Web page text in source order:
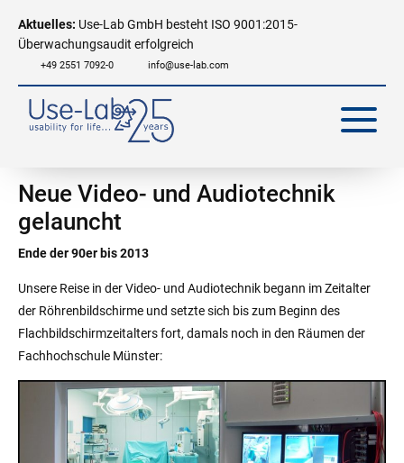
Aktuelles: Use-Lab GmbH besteht ISO 9001:2015-
Überwachungsaudit erfolgreich
+49 2551 7092-0 info@use-lab.com
Neue Video- und Audiotechnik
gelauncht
Ende der 90er bis 2013
Unsere Reise in der Video- und Audiotechnik begann im Zeitalter
der Röhrenbildschirme und setzte sich bis zum Beginn des
Flachbildschirmzeitalters fort, damals noch in den Räumen der
Fachhochschule Münster: